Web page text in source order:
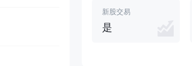
新股交易
是